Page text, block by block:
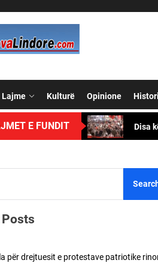
Lajme Kulturë Opinione Histori
E FUNDIT
Besa,
Disa
Disa
Posts
për drejtuesit e protestave patriotike